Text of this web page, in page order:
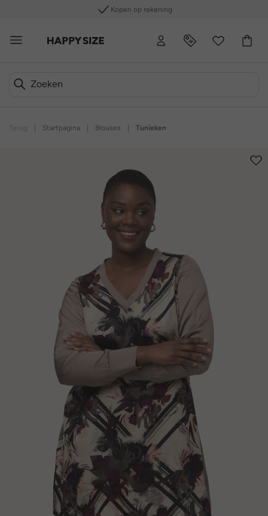
Kopen op rekening
Startpagina Blouses Tunieken